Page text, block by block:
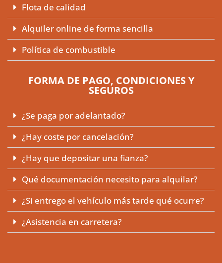
Flota de calidad
Alquiler online de forma sencilla
Política de combustible
FORMA DE PAGO, CONDICIONES Y
SEGUROS
¿Se paga por adelantado?
¿Hay coste por cancelación?
¿Hay que depositar una fianza?
Qué documentación necesito para alquilar?
¿Si entrego el vehículo más tarde qué ocurre?
¿Asistencia en carretera?